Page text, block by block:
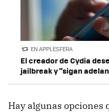
EN APPLESFERA
El creador de Cydia
jailbreak y "sigan
Hay algunas opciones